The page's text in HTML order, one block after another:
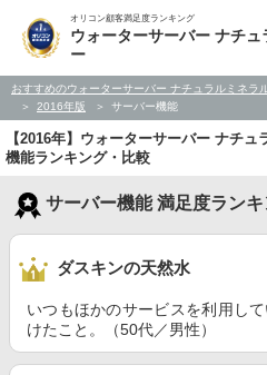
オリコン顧客満足度ランキング
ウォーターサーバー ナチュ
ー
おすすめのウォーターサーバー ナチュラルミネラ
2016年版
サーバー機能
【2016年】ウォーターサーバー ナチ
機能ランキング・比較
サーバー機能 満足度ラン
ダスキンの天然水
いつもほかのサービスを利用し
けたこと。（50代／男性）